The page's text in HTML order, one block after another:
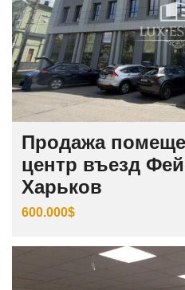
Продажа
центр въезд
Харьков
600.000$